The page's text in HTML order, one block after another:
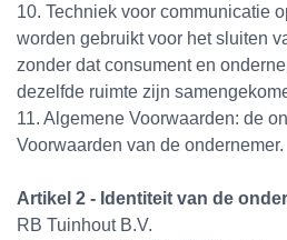
10. Techniek voor communicatie
worden gebruikt voor het sluiten
zonder dat consument en
dezelfde ruimte zijn
11. Algemene Voorwaarden: de
Voorwaarden van de ondernemer.
Artikel 2 - Identiteit van de
RB Tuinhout B.V.